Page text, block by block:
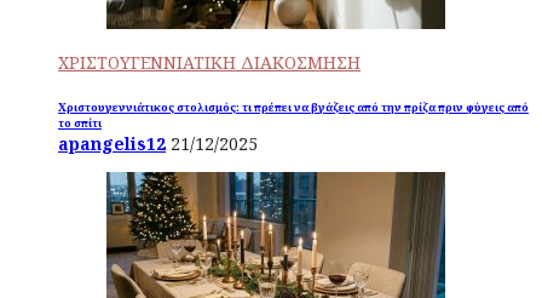
ΧΡΙΣΤΟΥΓΕΝΝΙΑΤΙΚΗ ΔΙΑΚΟΣΜΗΣΗ
Χριστουγεννιάτικος στολισμός: τι πρέπει να βγάζεις από την πρίζα πριν φύγεις από
το σπίτι
apangelis12 21/12/2025